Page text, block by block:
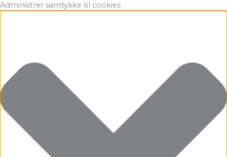
Administrer samtykke til cookies
Funktionsdygtig
Præferencer
Statistikker
Marketing
Gå
til